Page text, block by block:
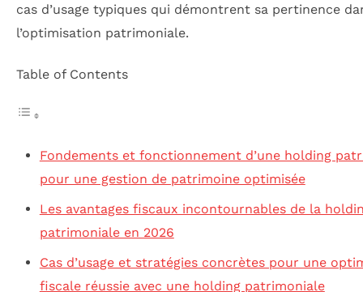
cas d’usage typiques qui démontrent sa pertinence
l’optimisation patrimoniale.
Table of Contents
Fondements et fonctionnement d’une holding
pour une gestion de patrimoine optimisée
Les avantages fiscaux incontournables de la
patrimoniale en 2026
Cas d’usage et stratégies concrètes pour une
fiscale réussie avec une holding patrimoniale